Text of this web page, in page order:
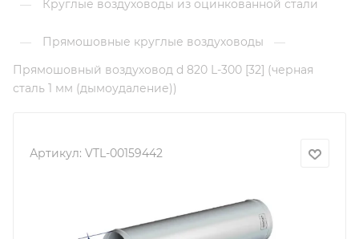
— Круглые воздуховоды из оцинкованной стали
— Прямошовные круглые воздуховоды
—
Прямошовный воздуховод d 820 L-300 [32] (черная
сталь 1 мм (дымоудаление))
Артикул: VTL-00159442